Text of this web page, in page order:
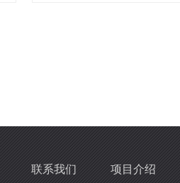
联系我们 项目介绍